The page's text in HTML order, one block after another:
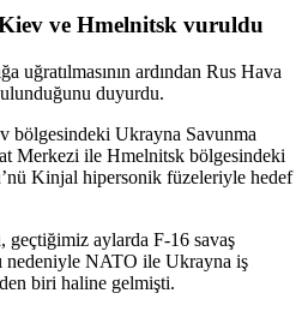
ve Hmelnitsk vuruldu
uğratılmasının ardından Rus Hava
duyurdu.
bölgesindeki Ukrayna Savunma
Merkezi ile Hmelnitsk bölgesindeki
Kinjal hipersonik füzeleriyle hedef
geçtiğimiz aylarda F-16 savaş
nedeniyle NATO ile Ukrayna iş
biri haline gelmişti.